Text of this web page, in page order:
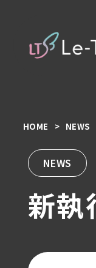
新執
NEWS
HOME NEWS